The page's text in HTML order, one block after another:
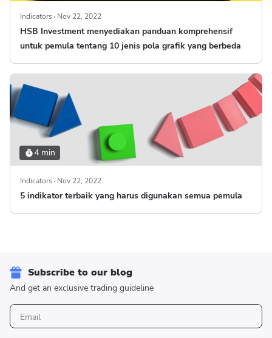
Indicators Nov 22, 2022
HSB Investment menyediakan panduan komprehensif
untuk pemula tentang 10 jenis pola grafik yang berbeda
4 min
Indicators Nov 22, 2022
5 indikator terbaik yang harus digunakan semua pemula
Subscribe to our blog
And get an exclusive trading guideline